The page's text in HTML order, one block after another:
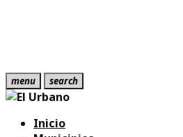
menu search
Inicio